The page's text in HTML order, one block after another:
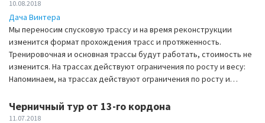
10.08.2018
Дача Винтера
Мы переносим спусковую трассу и на время реконструкции
изменится формат прохождения трасс и протяженность.
Тренировочная и основная трассы будут работать, стоимость не
изменится. На трассах действуют ограничения по росту и весу:
Напоминаем, на трассах действуют ограничения по росту и…
Черничный тур от 13-го кордона
11.07.2018